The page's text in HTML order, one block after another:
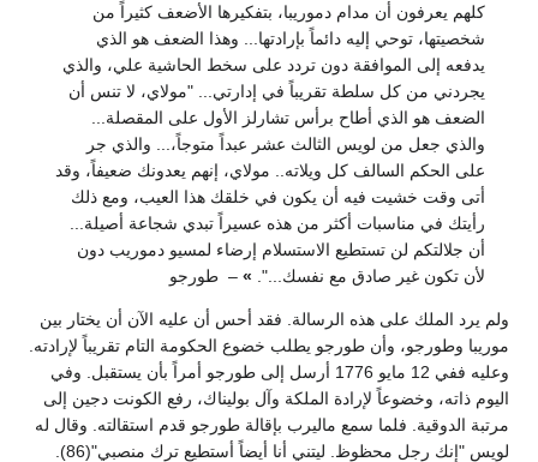
كلهم يعرفون أن مدام دموريبا، بتفكيرها الأضعف كثيراً من
شخصيتها، توحي إليه دائماً بإرادتها... وهذا الضعف هو الذي
يدفعه إلى الموافقة دون تردد على سخط الحاشية علي، والذي
يجردني من كل سلطة تقريباً في إدارتي... "مولاي، لا تنس أن
الضعف هو الذي أطاح برأس تشارلز الأول على المقصلة...
والذي جعل من لويس الثالث عشر عبداً متوجاً،... والذي جر
على الحكم السالف كل ويلاته.. مولاي، إنهم يعدونك ضعيفاً، وقد
أتى وقت خشيت فيه أن يكون في خلقك هذا العيب، ومع ذلك
رأيتك في مناسبات أكثر من هذه عسيراً تبدي شجاعة أصيلة...
أن جلالتكم لن تستطيع الاستسلام إرضاء لمسيو دموريب دون
لأن تكون غير صادق مع نفسك...". » – طورجو
ولم يرد الملك على هذه الرسالة. فقد أحس أن عليه الآن أن يختار بين
موريبا وطورجو، وأن طورجو يطلب خضوع الحكومة التام تقريباً لإرادته.
وعليه ففي 12 مايو 1776 أرسل إلى طورجو أمراً بأن يستقبل. وفي
اليوم ذاته، وخضوعاً لإرادة الملكة وآل بوليناك، رفع الكونت دجين إلى
مرتبة الدوقية. فلما سمع ماليرب بإقالة طورجو قدم استقالته. وقال له
لويس "إنك رجل محظوظ. ليتني أنا أيضاً أستطيع ترك منصبي"(86).